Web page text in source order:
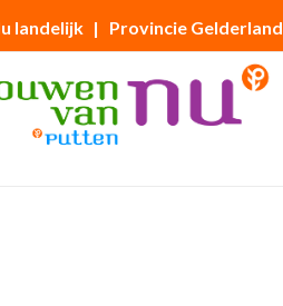
landelijk | Provincie Gelderland